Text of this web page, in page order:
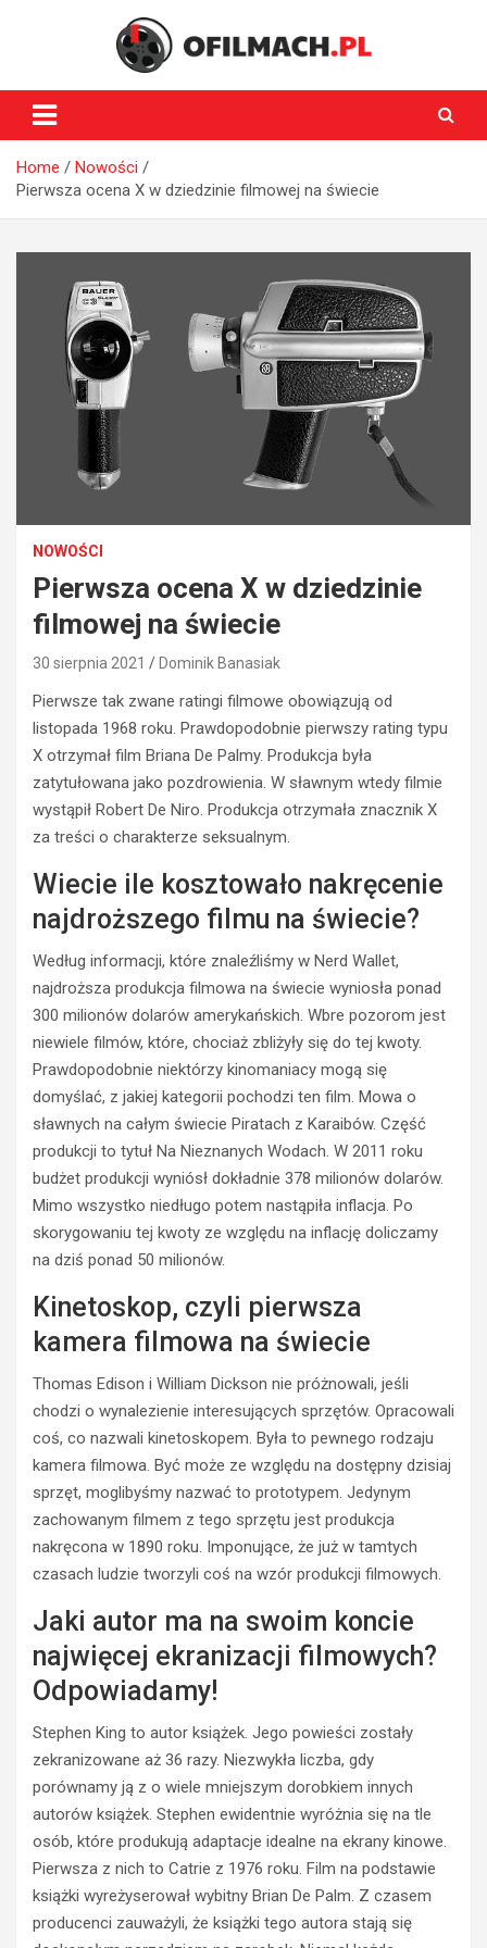
oFilmach.pl
Home
Nowości
Pierwsza ocena X w dziedzinie filmowej na świecie
NOWOŚCI
Pierwsza ocena X w dziedzinie
filmowej na świecie
30 sierpnia 2021 Dominik Banasiak
Pierwsze tak zwane ratingi filmowe obowiązują od
listopada 1968 roku. Prawdopodobnie pierwszy rating typu
X otrzymał film Briana De Palmy. Produkcja była
zatytułowana jako pozdrowienia. W sławnym wtedy filmie
wystąpił Robert De Niro. Produkcja otrzymała znacznik X
za treści o charakterze seksualnym.
Wiecie ile kosztowało nakręcenie
najdroższego filmu na świecie?
Według informacji, które znaleźliśmy w Nerd Wallet,
najdroższa produkcja filmowa na świecie wyniosła ponad
300 milionów dolarów amerykańskich. Wbre pozorom jest
niewiele filmów, które, chociaż zbliżyły się do tej kwoty.
Prawdopodobnie niektórzy kinomaniacy mogą się
domyślać, z jakiej kategorii pochodzi ten film. Mowa o
sławnych na całym świecie Piratach z Karaibów. Część
produkcji to tytuł Na Nieznanych Wodach. W 2011 roku
budżet produkcji wyniósł dokładnie 378 milionów dolarów.
Mimo wszystko niedługo potem nastąpiła inflacja. Po
skorygowaniu tej kwoty ze względu na inflację doliczamy
na dziś ponad 50 milionów.
Kinetoskop, czyli pierwsza
kamera filmowa na świecie
Thomas Edison i William Dickson nie próżnowali, jeśli
chodzi o wynalezienie interesujących sprzętów. Opracowali
coś, co nazwali kinetoskopem. Była to pewnego rodzaju
kamera filmowa. Być może ze względu na dostępny dzisiaj
sprzęt, moglibyśmy nazwać to prototypem. Jedynym
zachowanym filmem z tego sprzętu jest produkcja
nakręcona w 1890 roku. Imponujące, że już w tamtych
czasach ludzie tworzyli coś na wzór produkcji filmowych.
Jaki autor ma na swoim koncie
najwięcej ekranizacji filmowych?
Odpowiadamy!
Stephen King to autor książek. Jego powieści zostały
zekranizowane aż 36 razy. Niezwykła liczba, gdy
porównamy ją z o wiele mniejszym dorobkiem innych
autorów książek. Stephen ewidentnie wyróżnia się na tle
osób, które produkują adaptacje idealne na ekrany kinowe.
Pierwsza z nich to Catrie z 1976 roku. Film na podstawie
książki wyreżyserował wybitny Brian De Palm. Z czasem
producenci zauważyli, że książki tego autora stają się
HISTORIA
KINA
KINEMATOGRAFIA
T
e
g
u
a
ż
n
o
ś
c
d
a
HISTORIA
KINA
KINEMATOGRAFIA
C
o
k
u
p
ć
n